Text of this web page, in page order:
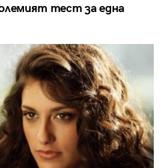
тест за една